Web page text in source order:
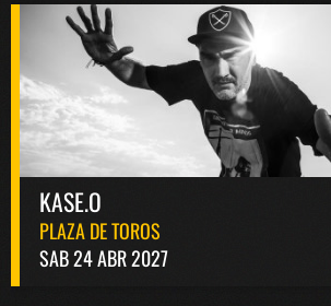
KASE.O
PLAZA DE TOROS
SAB 24 ABR 2027